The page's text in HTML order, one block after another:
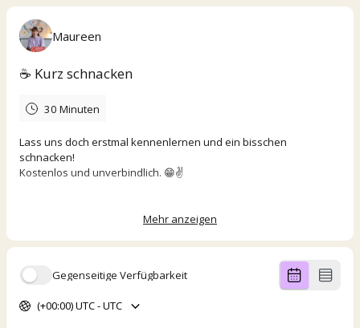
Maureen
☕️ Kurz schnacken
30 Minuten
Lass uns doch erstmal kennenlernen und ein bisschen
schnacken!
Kostenlos und unverbindlich. 😁✌️
Mehr anzeigen
Gegenseitige Verfügbarkeit
(+00:00) UTC - UTC